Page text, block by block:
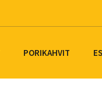
PORIKAHVIT